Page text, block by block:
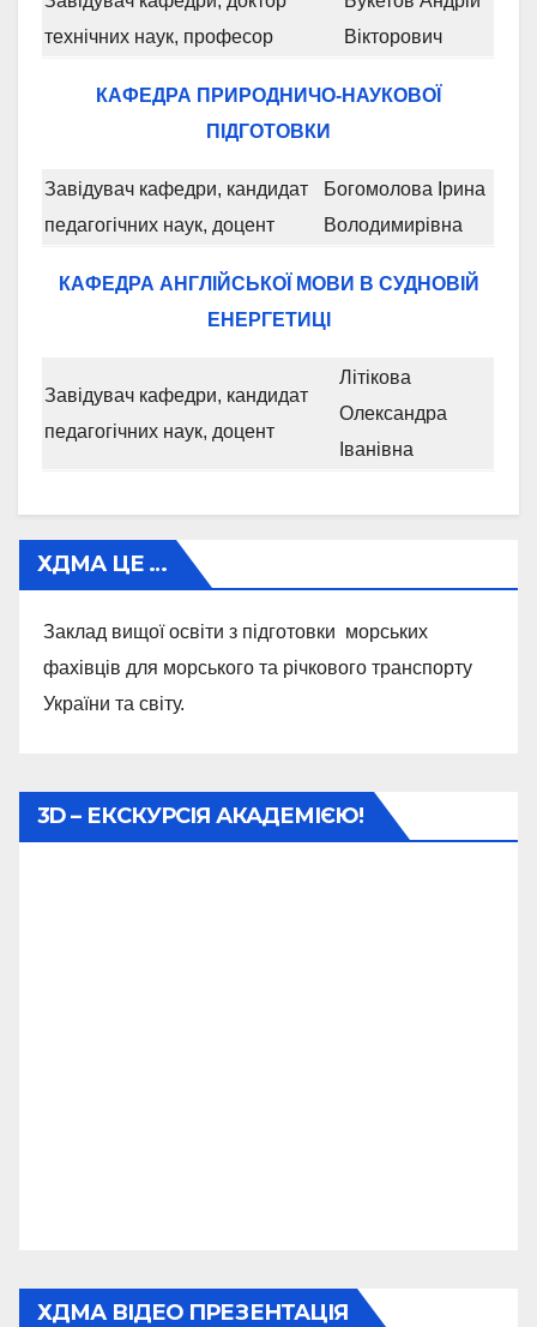
технічних наук, професор
Вікторович
КАФЕДРА ПРИРОДНИЧО-НАУКОВОЇ
ПІДГОТОВКИ
Завідувач кафедри, кандидат
педагогічних наук, доцент
Богомолова Ірина
Володимирівна
КАФЕДРА АНГЛІЙСЬКОЇ МОВИ В СУДНОВІЙ
ЕНЕРГЕТИЦІ
Завідувач кафедри, кандидат
педагогічних наук, доцент
Літікова
Олександра
Іванівна
ХДМА ЦЕ …
Заклад вищої освіти з підготовки морських
фахівців для морського та річкового транспорту
України та світу.
3D – ЕКСКУРСІЯ АКАДЕМІЄЮ!
ХДМА ВІДЕО ПРЕЗЕНТАЦІЯ